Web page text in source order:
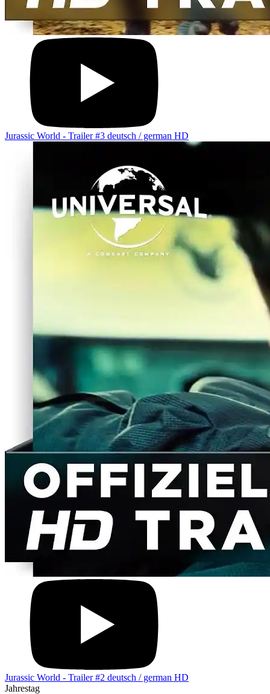
Jurassic World - Trailer #3 deutsch / german HD
Jurassic World - Trailer #2 deutsch / german HD
Jahrestag